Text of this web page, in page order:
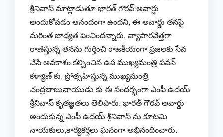
శ్రీనివాస్ మాట్లాడుతూ భారత్ గౌరవ్ అవార్డు
అందుకోవడం ఆనందంగా ఉందని, ఈ అవార్డు తనపై
మరింత బాధ్యత పెంచిందన్నారు. వ్యాపారవేత్తగా
రాణిస్తున్న తనను గుర్తించి రాజకీయంగా ప్రజలకు సేవ
చేసే అవకాశం కల్పించిన ఉప ముఖ్యమంత్రి పవన్
కళ్యాణ్ కు, ప్రోత్సహిస్తున్న ముఖ్యమంత్రి
చంద్రబాబునాయుడు కు ఈ సందర్భంగా ఎంపీ ఉదయ్
శ్రీనివాస్ కృతజ్ఞతలు తెలిపారు. భారత్ గౌరవ్ అవార్డు
అందుకున్న ఎంపీ ఉదయ్ శ్రీనివాస్ ను కూటమి
నాయకులు,కార్యకర్తలు ఘనంగా అభినందించారు.